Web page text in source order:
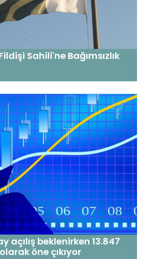
Sahili'ne Bağımsızlık
açılış beklenirken 13.847
öne çıkıyor